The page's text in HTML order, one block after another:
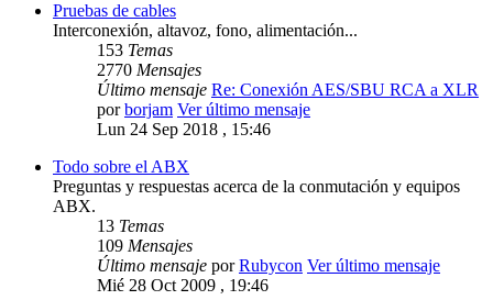
Pruebas de cables
Interconexión, altavoz, fono, alimentación...
153 Temas
2770 Mensajes
Último mensaje Re: Conexión AES/SBU RCA a XLR
porborjam Ver último mensaje
Lun 24 Sep 2018 , 15:46
Todo sobre el ABX
Preguntas y respuestas acerca de la conmutación y equipos
ABX.
13 Temas
109 Mensajes
Último mensaje porRubycon Ver último mensaje
Mié 28 Oct 2009 , 19:46